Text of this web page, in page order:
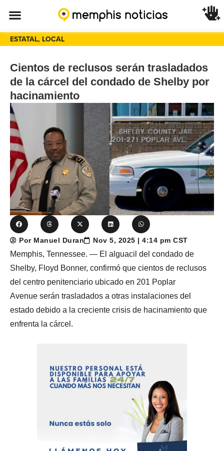
ESTATAL, LOCAL
Cientos de reclusos serán trasladados
de la cárcel del condado de Shelby por
hacinamiento
Por Manuel Duran Nov 5, 2025 | 4:14 pm CST
Memphis, Tennessee. — El alguacil del condado de
Shelby, Floyd Bonner, confirmó que cientos de reclusos
del centro penitenciario ubicado en 201 Poplar
Avenue serán trasladados a otras instalaciones del
estado debido a la creciente crisis de hacinamiento que
enfrenta la cárcel.